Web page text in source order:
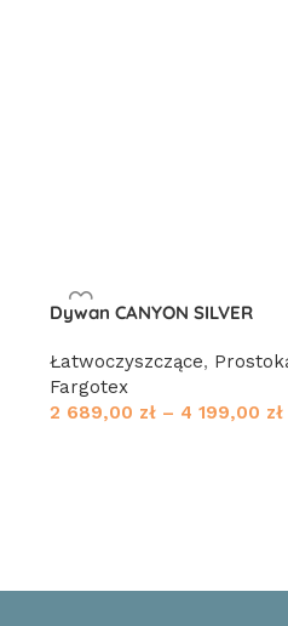
Dywan CANYON SILVER
Łatwoczyszczące,
Fargotex
2 689,00 zł – 4 199,00 zł